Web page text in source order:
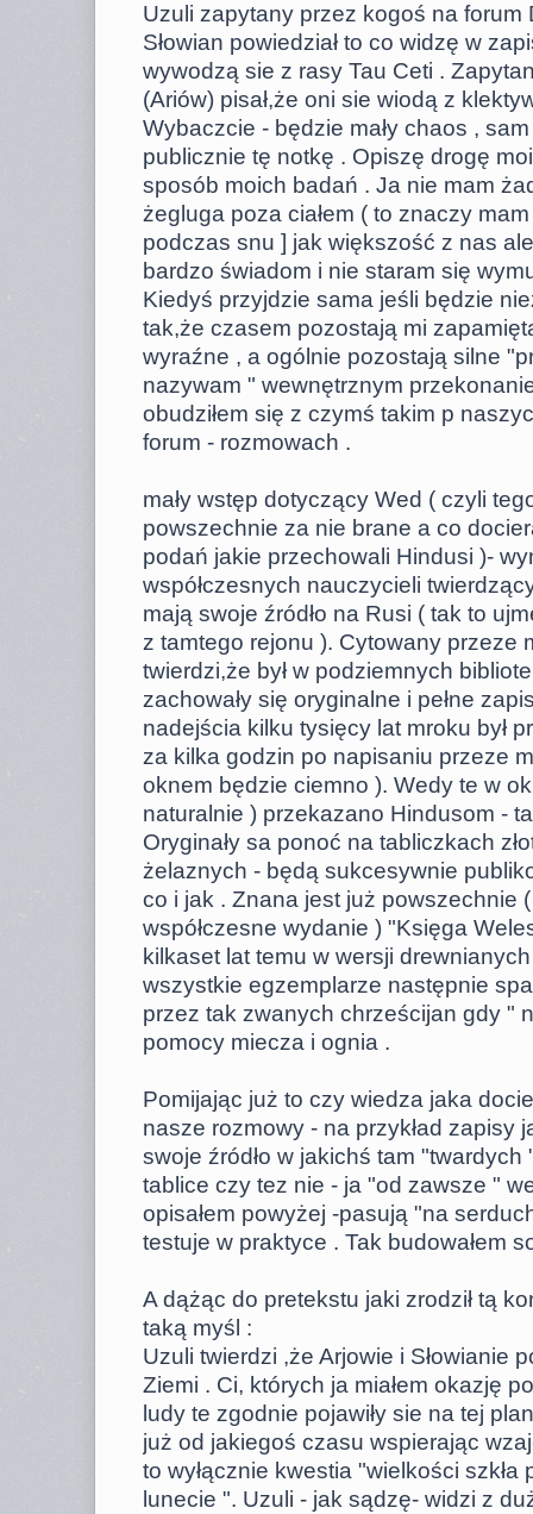
Uzuli zapytany przez kogoś na forum
Słowian powiedział to co widzę w
wywodzą sie z rasy Tau Ceti .
(Ariów) pisał,że oni sie wiodą z
Wybaczcie - będzie mały chaos ,
publicznie tę notkę . Opiszę drogę
sposób moich badań . Ja nie mam
żegluga poza ciałem ( to znaczy
podczas snu ] jak większość z nas
bardzo świadom i nie staram się
Kiedyś przyjdzie sama jeśli będzie
tak,że czasem pozostają mi
wyraźne , a ogólnie pozostają silne
nazywam " wewnętrznym
obudziłem się z czymś takim p
forum - rozmowach .
mały wstęp dotyczący Wed ( czyli
powszechnie za nie brane a co
podań jakie przechowali Hindusi )-
współczesnych nauczycieli
mają swoje źródło na Rusi ( tak to
z tamtego rejonu ). Cytowany przeze
twierdzi,że był w podziemnych
zachowały się oryginalne i pełne
nadejścia kilku tysięcy lat mroku był
za kilka godzin po napisaniu przeze
oknem będzie ciemno ). Wedy te w
naturalnie ) przekazano Hindusom -
Oryginały sa ponoć na tabliczkach
żelaznych - będą sukcesywnie
co i jak . Znana jest już powszechnie
współczesne wydanie ) "Księga
kilkaset lat temu w wersji
wszystkie egzemplarze następnie
przez tak zwanych chrześcijan gdy "
pomocy miecza i ognia .
Pomijając już to czy wiedza jaka
nasze rozmowy - na przykład zapisy
swoje źródło w jakichś tam
tablice czy tez nie - ja "od zawsze "
opisałem powyżej -pasują "na
testuje w praktyce . Tak budowałem
A dążąc do pretekstu jaki zrodził tą
taką myśl :
Uzuli twierdzi ,że Arjowie i Słowianie
Ziemi . Ci, których ja miałem okazję
ludy te zgodnie pojawiły sie na tej
już od jakiegoś czasu wspierając
to wyłącznie kwestia "wielkości
lunecie ". Uzuli - jak sądzę- widzi z